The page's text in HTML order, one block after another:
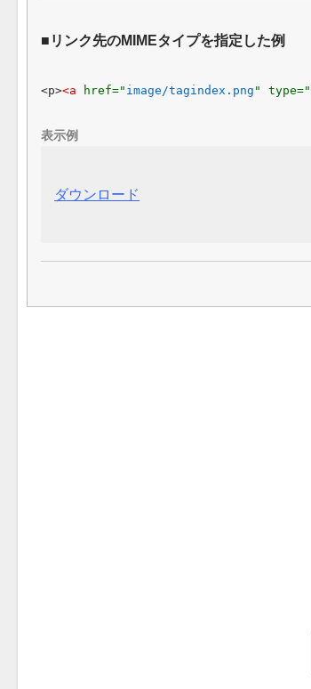
リンク先のMIMEタイプを指定した例
<p><a href=" image/tagindex.png " type="
表示例
ダウンロード